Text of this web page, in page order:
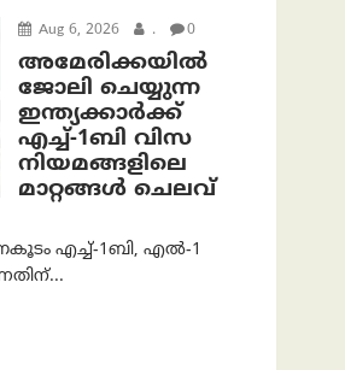
Aug 6, 2026 . 0
അമേരിക്കയില്‍
ജോലി ചെയ്യുന്ന
ഇന്ത്യക്കാർക്ക്
എച്ച്-1ബി വിസ
നിയമങ്ങളിലെ
മാറ്റങ്ങൾ ചെലവ്
എച്ച്-1ബി, എൽ-1